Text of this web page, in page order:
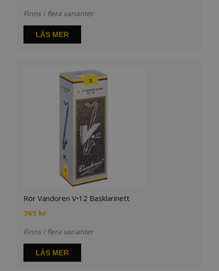
Finns i flera varianter
LÄS MER
Rör Vandoren V•12 Basklarinett
365 kr
Finns i flera varianter
LÄS MER